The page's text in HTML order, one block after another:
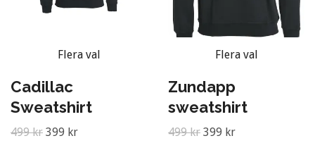
Flera val
Cadillac
Sweatshirt
499 kr 399 kr
Flera val
Zundapp
sweatshirt
499 kr 399 kr